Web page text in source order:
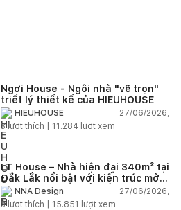
Ngơi House - Ngôi nhà "vẽ trọn"
triết lý thiết kế của HIEUHOUSE
HIEUHOUSE
27/06/2026,
3lượt thích | 11.284 lượt xem
LT House – Nhà hiện đại 340m² tại
Đắk Lắk nổi bật với kiến trúc mở
và hệ sân vườn kết nối thiên
nhiên
NNA Design
27/06/2026,
3lượt thích | 15.851 lượt xem